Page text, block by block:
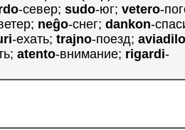
-север; sudo-юг; vetero-
neĝo-снег; dankon-
-ехать; trajno-поезд; aviadilo
atento-внимание; rigardi-